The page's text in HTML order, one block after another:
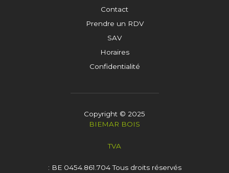
Contact
Prendre un RDV
SAV
Horaires
Confidentialité
Copyright © 2025
BIEMAR BOIS
TVA
: BE 0454.861.704Tous droits réservés